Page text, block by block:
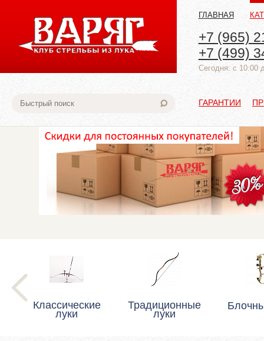
ГЛАВНАЯ
+7 (965)
+7 (499)
Cегодня: с 10:00
ГАРАНТИИ
Классические
луки
Традиционные
луки